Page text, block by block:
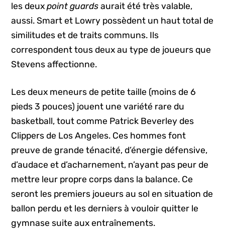
les deuxpoint guards aurait été très valable,
aussi. Smart et Lowry possèdent un haut total de
similitudes et de traits communs. Ils
correspondent tous deux au type de joueurs que
Stevens affectionne.
Les deux meneurs de petite taille (moins de 6
pieds 3 pouces) jouent une variété rare du
basketball, tout comme Patrick Beverley des
Clippers de Los Angeles. Ces hommes font
preuve de grande ténacité, d’énergie défensive,
d’audace et d’acharnement, n’ayant pas peur de
mettre leur propre corps dans la balance. Ce
seront les premiers joueurs au sol en situation de
ballon perdu et les derniers à vouloir quitter le
gymnase suite aux entraînements.